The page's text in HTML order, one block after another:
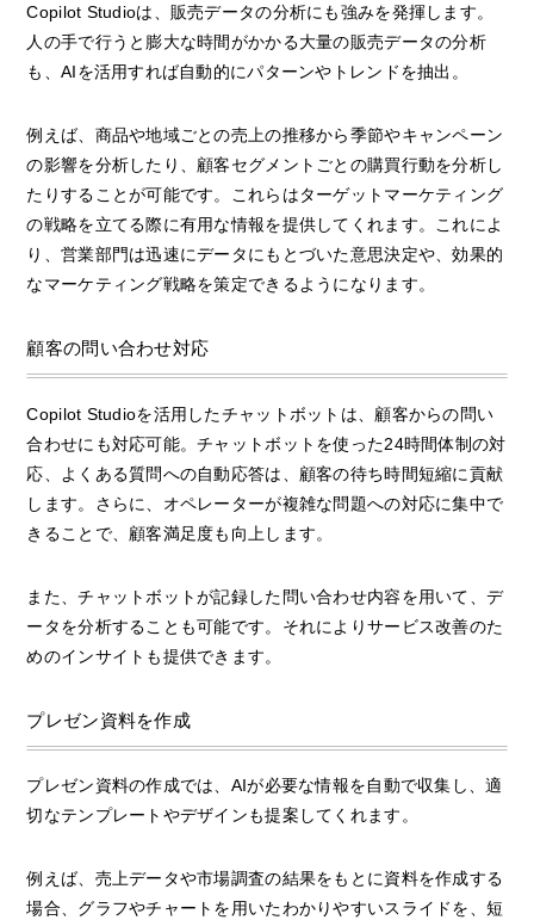
Copilot Studioは、販売データの分析にも強みを発揮します。
人の手で行うと膨大な時間がかかる大量の販売データの分析
も、AIを活用すれば自動的にパターンやトレンドを抽出。
例えば、商品や地域ごとの売上の推移から季節やキャンペーン
の影響を分析したり、顧客セグメントごとの購買行動を分析し
たりすることが可能です。これらはターゲットマーケティング
の戦略を立てる際に有用な情報を提供してくれます。これによ
り、営業部門は迅速にデータにもとづいた意思決定や、効果的
なマーケティング戦略を策定できるようになります。
顧客の問い合わせ対応
Copilot Studioを活用したチャットボットは、顧客からの問い
合わせにも対応可能。チャットボットを使った24時間体制の対
応、よくある質問への自動応答は、顧客の待ち時間短縮に貢献
します。さらに、オペレーターが複雑な問題への対応に集中で
きることで、顧客満足度も向上します。
また、チャットボットが記録した問い合わせ内容を用いて、デ
ータを分析することも可能です。それによりサービス改善のた
めのインサイトも提供できます。
プレゼン資料を作成
プレゼン資料の作成では、AIが必要な情報を自動で収集し、適
切なテンプレートやデザインも提案してくれます。
例えば、売上データや市場調査の結果をもとに資料を作成する
場合、グラフやチャートを用いたわかりやすいスライドを、短